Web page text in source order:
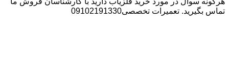
تماس بگیرید. تعمیرات تخصصی09102191330